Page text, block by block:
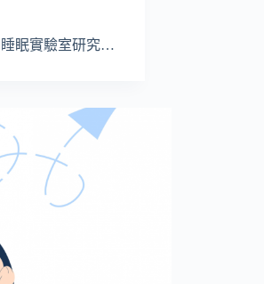
眠實驗室研究…